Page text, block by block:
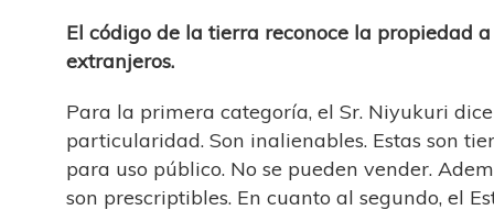
El código de la tierra reconoce la propiedad a
extranjeros.
Para la primera categoría, el Sr. Niyukuri
particularidad. Son inalienables. Estas son
para uso público. No se pueden vender.
son prescriptibles. En cuanto al segundo, el